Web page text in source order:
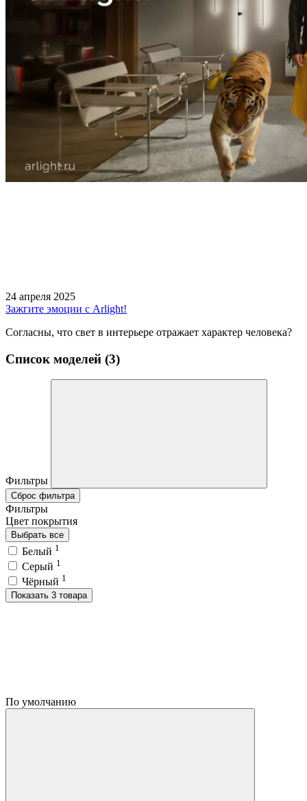
24 апреля 2025
Зажгите эмоции с Arlight!
Согласны, что свет в интерьере отражает характер человека?
Список моделей (3)
Фильтры
Сброс фильтра
Фильтры
Цвет покрытия
Выбрать все
Белый 1
Серый 1
Чёрный 1
Показать 3 товара
По умолчанию